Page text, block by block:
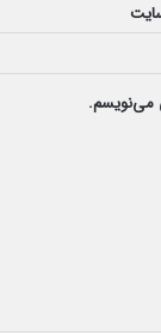
می‌نویسم.